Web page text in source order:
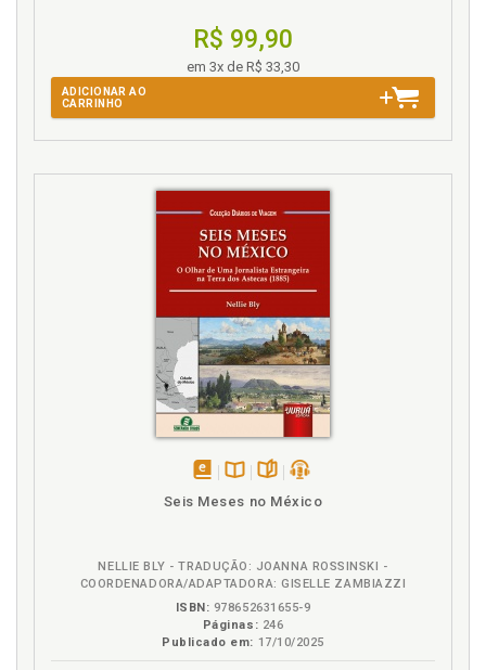
R$ 99,90
em 3x de R$ 33,30
ADICIONAR AO
CARRINHO
Seis Meses no México
NELLIE BLY - TRADUÇÃO: JOANNA ROSSINSKI -
COORDENADORA/ADAPTADORA: GISELLE ZAMBIAZZI
ISBN: 978652631655-9
Páginas: 246
Publicado em: 17/10/2025